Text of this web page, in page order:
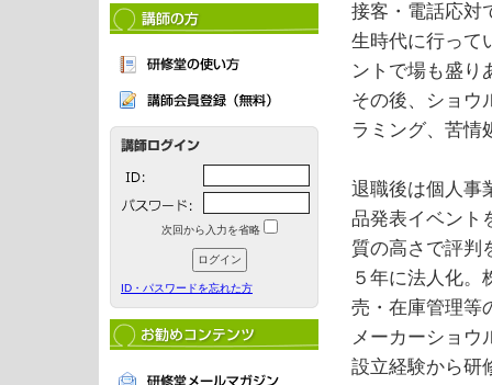
次回から入力を省略
ID・パスワードを忘れた方
接客・電話応対
生時代に行って
ントで場も盛り
その後、ショウ
ラミング、苦情
退職後は個人事
品発表イベント
質の高さで評判
５年に法人化。
売・在庫管理等
メーカーショウ
設立経験から研